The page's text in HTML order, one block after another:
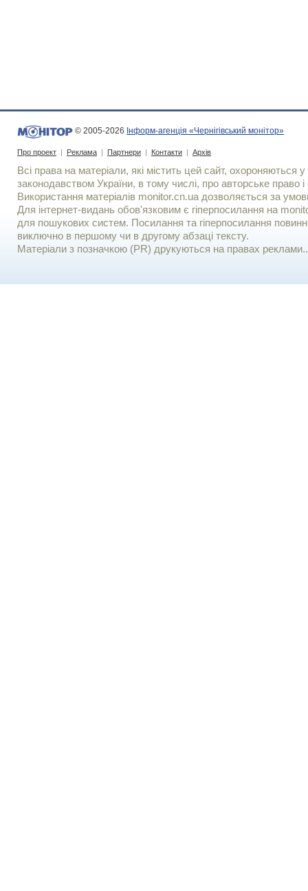
© 2005-2026 Інформ-агенція «Чернігівський монітор»
Про проект | Реклама | Партнери | Контакти | Архів
Всі права на матеріали, які містить цей сайт, охороняються у
законодавством України, в тому числі, про авторське право і
Використання матерiалiв monitor.cn.ua дозволяється за
Для iнтернет-видань обов'язковим є гiперпосилання на
для пошукових систем. Посилання та гіперпосилання
виключно в першому чи в другому абзаці тексту.
Матеріали з позначкою (PR) друкуються на правах реклами..